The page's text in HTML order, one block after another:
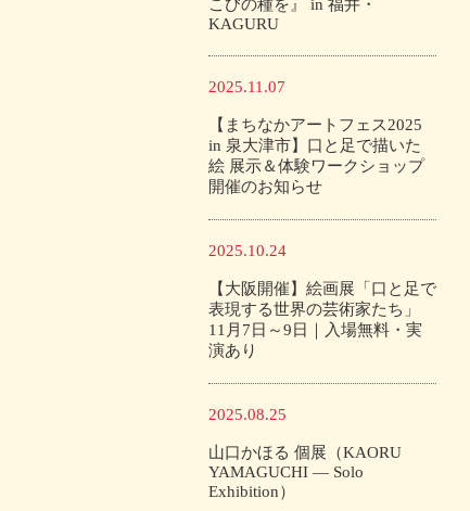
こびの種を』 in 福井・
KAGURU
2025.11.07
【まちなかアートフェス2025
in 泉大津市】口と足で描いた
絵 展示＆体験ワークショップ
開催のお知らせ
2025.10.24
【大阪開催】絵画展「口と足で
表現する世界の芸術家たち」
11月7日～9日｜入場無料・実
演あり
2025.08.25
山口かほる 個展（KAORU
YAMAGUCHI — Solo
Exhibition）